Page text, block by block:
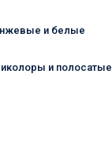
и белые
и полосатые